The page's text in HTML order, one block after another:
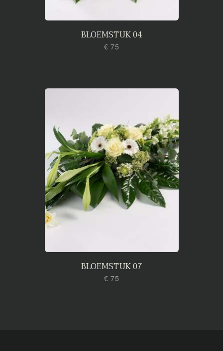
BLOEMSTUK 04
€ 75
BLOEMSTUK 07
€ 75